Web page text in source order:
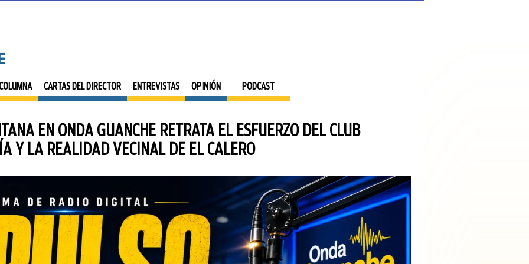
CARTAS DEL DIRECTOR ENTREVISTAS OPINIÓN PODCAST
EN ONDA GUANCHE RETRATA EL ESFUERZO DEL CLUB
Y LA REALIDAD VECINAL DE EL CALERO